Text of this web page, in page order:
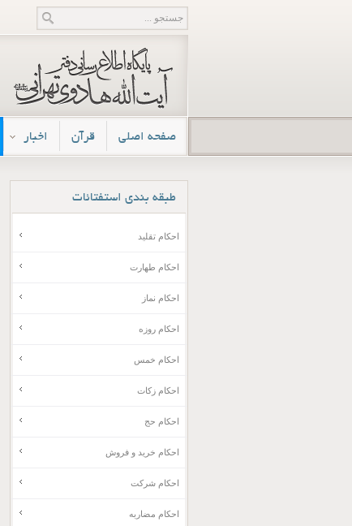
صفحه اصلی قرآن اخبار
طبقه بندی استفتائات
احکام تقلید
احکام طهارت
احکام نماز
احکام روزه
احکام خمس
احکام زکات
احکام حج
احکام خرید و فروش
احکام شرکت
احکام مضاربه